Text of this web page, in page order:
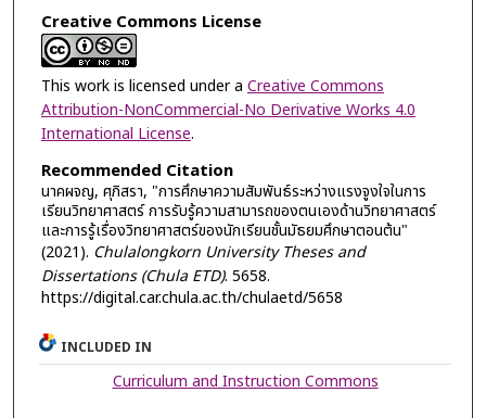
Creative Commons License
This work is licensed under a Creative Commons
Attribution-NonCommercial-No Derivative Works 4.0
International License.
Recommended Citation
นาคผจญ, ศุภิสรา, "การศึกษาความสัมพันธ์ระหว่างแรงจูงใจในการ
เรียนวิทยาศาสตร์ การรับรู้ความสามารถของตนเองด้านวิทยาศาสตร์
และการรู้เรื่องวิทยาศาสตร์ของนักเรียนชั้นมัธยมศึกษาตอนต้น"
(2021). Chulalongkorn University Theses and
Dissertations (Chula ETD). 5658.
https://digital.car.chula.ac.th/chulaetd/5658
INCLUDED IN
Curriculum and Instruction Commons